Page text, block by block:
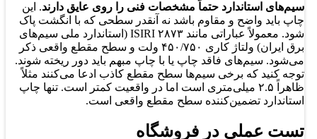
سیم‌های استاندارد حتماً مشخصات فنی را روی عایق دارند. این
چاپ باید واضح و مقاوم باشد نه آنقدر سطحی که با انگشت پاک
شود. معمولاً عباراتی مانند ISIRI ۲۸۷۳ (استاندارد ملی سیم‌های
برق ایران) ولتاژ کاری ۴۵۰/۷۵۰ ولت و سطح مقطع واقعی ذکر
می‌شود. سیم‌های فاقد چاپ یا با چاپ مبهم باید دور ریخته شوند.
توجه کنید که برخی سیم‌ها سطح مقطع کاذب ادعا می‌کنند مثلاً
ظاهراً ۲.۵ میلی‌متری است اما در واقعیت کمتر است. تنها چاپ
استاندارد تضمین‌کننده سطح مقطع واقعی است.
تست عملی در فروشگاه